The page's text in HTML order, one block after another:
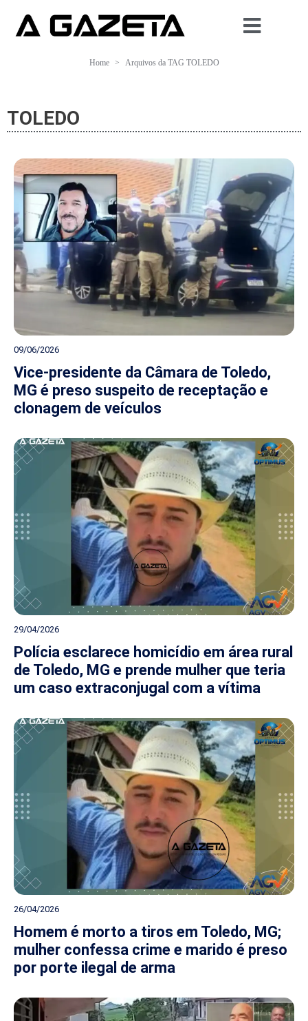
Home Arquivos da TAG TOLEDO
TOLEDO
09/06/2026
Vice-presidente da Câmara de Toledo,
MG é preso suspeito de receptação e
clonagem de veículos
29/04/2026
Polícia esclarece homicídio em área rural
de Toledo, MG e prende mulher que teria
um caso extraconjugal com a vítima
26/04/2026
Homem é morto a tiros em Toledo, MG;
mulher confessa crime e marido é preso
por porte ilegal de arma